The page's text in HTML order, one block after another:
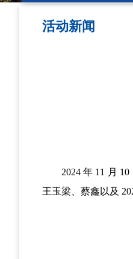
活动新闻
2024 年 11 月
王玉梁、蔡鑫以及